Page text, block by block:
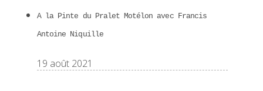
A la Pinte du Pralet Motélon avec Francis
Antoine Niquille
19 août 2021